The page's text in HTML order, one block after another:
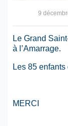
9
Le Grand
à l’Amarrage.
Les 85
MERCI